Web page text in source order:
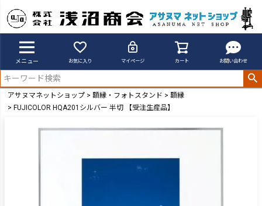
メニュー お気に入り マイページ カート お問い合わせ
アサヌマネットショップ 額縁・フォトスタンド
額縁
FUJICOLOR HQA201シルバー 半切 【受注生産品】